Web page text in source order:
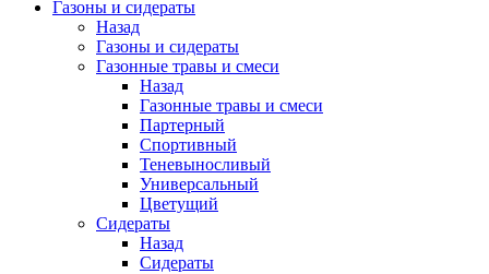
Газоны и сидераты
Назад
Газоны и сидераты
Газонные травы и смеси
Назад
Газонные травы и смеси
Партерный
Спортивный
Теневыносливый
Универсальный
Цветущий
Сидераты
Назад
Сидераты